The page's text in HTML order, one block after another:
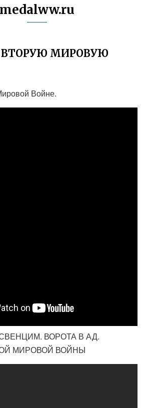
medalww.ru
ВТОРУЮ МИРОВУЮ
Войне.
ВОРОТА В АД.
МИРОВОЙ ВОЙНЫ